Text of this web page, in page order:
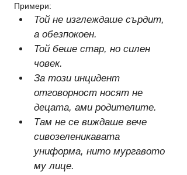
Примери:
Той не изглеждаше сърдит,
а обезпокоен.
Той беше стар, но силен
човек.
За този инцидент
отговорност носят не
децата, ами родителите.
Там не се виждаше вече
сивозеленикавата
униформа, нито мургавото
му лице.